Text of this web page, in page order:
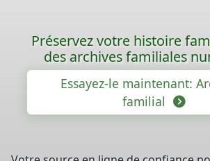
Préservez votre histoire
des archives familiales
Essayez-le maintenant:
familial